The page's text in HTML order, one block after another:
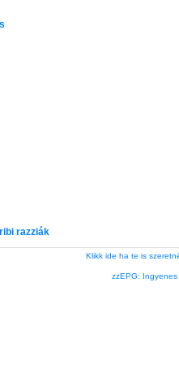
razziák
Klikk ide ha te is
zzEPG: